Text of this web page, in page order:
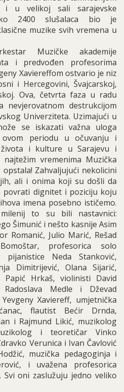
i u velikoj sali sarajevske
2400 slušalaca bio je
muzike svih vremena u
Muzičke akademije
i predvođen profesorima
Xaviereffom ostvario je niz
i Hercegovini, Švajcarskoj,
Ova, četvrta faza u radu
nevjerovatnom destrukcijom
Univerziteta. Uzimajući u
se iskazati važna uloga
ovom periodu u očuvanju i
života i kulture u Sarajevu i
vremenima Muzička
Zahvaljujući nekolicini
ali i onima koji su došli da
povrati dignitet i poziciju koju
imena posebno ističemo.
to su bili nastavnici:
Šimunić i nešto kasnije Asim
Romanić, Julio Marić, Rešad
profesorica solo
pijanistice Neda Stanković,
Dimitrijević, Olana Sijarić,
Hrkaš, violinisti David
Medle i Dževad
Xaviereff, umjetnička
flautist Bećir Drnda,
i Rajmund Likić, muzikolog
i teoretičar Vinko
Verunica i Ivan Čavlović
muzička pedagoginja i
i uvažena profesorica
Svi oni zaslužuju jedno veliko